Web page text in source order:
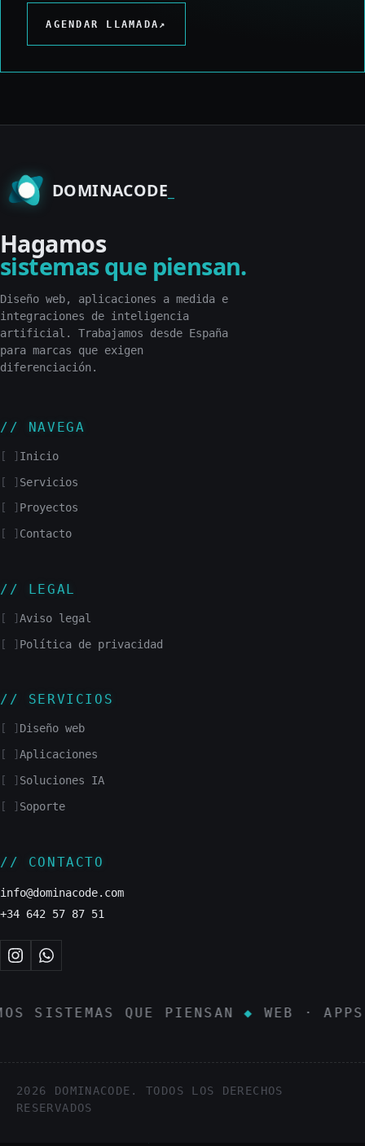
AGENDAR LLAMADA ↗
DOMINACODE
Hagamos
sistemas que piensan.
Diseño web, aplicaciones a medida e
integraciones de inteligencia
artificial. Trabajamos desde España
para marcas que exigen
diferenciación.
NAVEGA
Inicio
Servicios
Proyectos
Contacto
LEGAL
Aviso legal
Política de privacidad
SERVICIOS
Diseño web
Aplicaciones
Soluciones IA
Soporte
CONTACTO
info@dominacode.com
+34 642 57 87 51
SISTEMAS QUE PIENSAN◆WEB · APPS
2026 DOMINACODE. TODOS LOS DERECHOS
RESERVADOS